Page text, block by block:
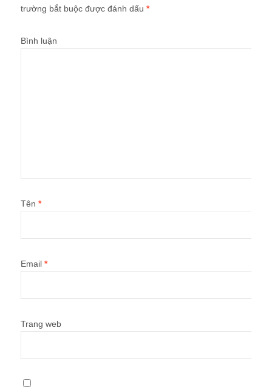
trường bắt buộc được đánh dấu *
Bình luận
Tên *
Email *
Trang web